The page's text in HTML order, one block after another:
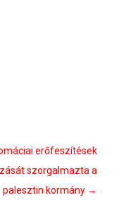
erőfeszítések
szorgalmazta a
palesztin kormány →